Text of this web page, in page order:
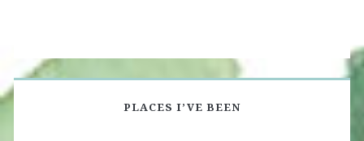
PLACES I’VE BEEN